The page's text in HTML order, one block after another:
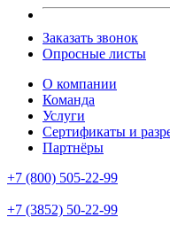
Заказать звонок
Опросные листы
О компании
Команда
Услуги
Сертификаты и
Партнёры
+7 (800) 505-22-99
+7 (3852) 50-22-99